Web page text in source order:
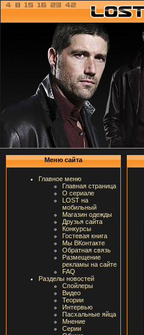
Меню сайта
Главное меню
Главная страница
О сериале
LOST на
мобильный
Магазин одежды
Друзья сайта
Конкурсы
Гостевая книга
Мы ВКонтакте
Обратная связь
Размещение
рекламы на сайте
FAQ
Разделы новостей
Спойлеры
Видео
Теории
Интервью
Пасхальные яйца
Мнение
Серии